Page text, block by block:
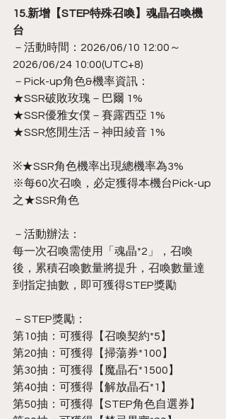
15.新增【STEP特殊召喚】魂晶召喚機
台
－活動時間：2026/06/10 12:00～
2026/06/24 10:00(UTC+8)
－Pick-up角色&機率資訊：
★SSR破敗玫瑰－巴爾 1%
★SSR優雅女僕－賽露西亞 1%
★SSR悠閒生活－神田綾音 1%
※★SSR角色機率出現總機率為3%
※每60次召喚，必定獲得本機台Pick-up
之★SSR角色
－活動辦法：
每一次召喚需使用「魂晶*2」，召喚
後，累積召喚數量將提升，召喚數量達
到指定抽數，即可獲得STEP獎勵
－STEP獎勵：
第10抽：可獲得【召喚契約*5】
第20抽：可獲得【掃蕩券*100】
第30抽：可獲得【魔晶石*1500】
第40抽：可獲得【解放晶石*1】
第50抽：可獲得【STEP角色自選券】